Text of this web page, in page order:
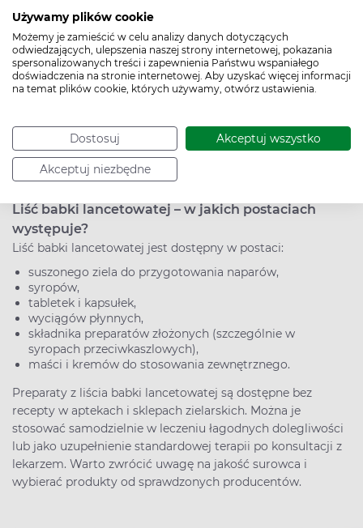
Używamy plików cookie
Możemy je zamieścić w celu analizy danych dotyczących
odwiedzających, ulepszenia naszej strony internetowej, pokazania
spersonalizowanych treści i zapewnienia Państwu wspaniałego
doświadczenia na stronie internetowej. Aby uzyskać więcej informacji
na temat plików cookie, których używamy, otwórz ustawienia.
Dostosuj Akceptuj wszystko
Akceptuj niezbędne
Stosowanie liścia babki lancetowatej w ciąży i w
okresie karmienia piersią
Stosowanie liścia babki lancetowatej w czasie ciąży i
rozpoczęciem stosowania. Tradycyjnie surowiec był
używany w tych okresach bez doniesień o działaniach
niepożądanych.
Liść babki lancetowatej – w jakich postaciach
występuje?
Liść babki lancetowatej jest dostępny w postaci:
suszonego ziela do przygotowania naparów,
syropów,
tabletek i kapsułek,
wyciągów płynnych,
składnika preparatów złożonych (szczególnie w
syropach przeciwkaszlowych),
maści i kremów do stosowania zewnętrznego.
Preparaty z liścia babki lancetowatej są dostępne bez
recepty w aptekach i sklepach zielarskich. Można je
stosować samodzielnie w leczeniu łagodnych dolegliwości
lub jako uzupełnienie standardowej terapii po konsultacji z
lekarzem. Warto zwrócić uwagę na jakość surowca i
wybierać produkty od sprawdzonych producentów.